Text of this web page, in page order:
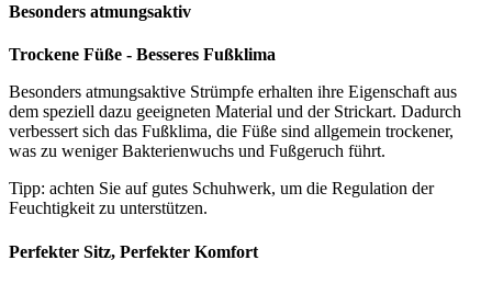
Besonders atmungsaktiv
Trockene Füße - Besseres Fußklima
Besonders atmungsaktive Strümpfe erhalten ihre Eigenschaft aus
dem speziell dazu geeigneten Material und der Strickart. Dadurch
verbessert sich das Fußklima, die Füße sind allgemein trockener,
was zu weniger Bakterienwuchs und Fußgeruch führt.
Tipp: achten Sie auf gutes Schuhwerk, um die Regulation der
Feuchtigkeit zu unterstützen.
Perfekter Sitz, Perfekter Komfort